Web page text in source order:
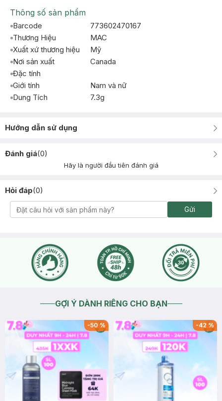
Thông số sản phẩm
Barcode
773602470167
Thương Hiệu
MAC
Xuất xứ thương hiệu
Mỹ
Nơi sản xuất
Canada
Đặc tính
Giới tính
Nam và nữ
Dung Tích
7.3g
Hướng dẫn sử dụng
Đánh giá(0)
Hãy là người đầu tiên đánh giá
Hỏi đáp(0)
Gửi
GỢI Ý DÀNH RIÊNG CHO BẠN
-50% -42%